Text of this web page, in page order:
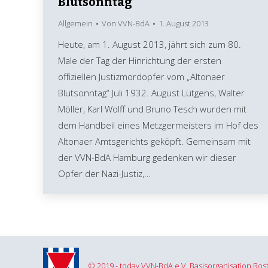
Allgemein Von VVN-BdA 1. August 2013
Heute, am 1. August 2013, jährt sich zum 80.
Male der Tag der Hinrichtung der ersten
offiziellen Justizmordopfer vom „Altonaer
Blutsonntag“ Juli 1932. August Lütgens, Walter
Möller, Karl Wolff und Bruno Tesch wurden mit
dem Handbeil eines Metzgermeisters im Hof des
Altonaer Amtsgerichts geköpft. Gemeinsam mit
der VVN-BdA Hamburg gedenken wir dieser
Opfer der Nazi-Justiz,…
© 2019 - today VVN-BdA e.V. Basisorganisation